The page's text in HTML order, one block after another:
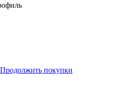
Продолжить покупки